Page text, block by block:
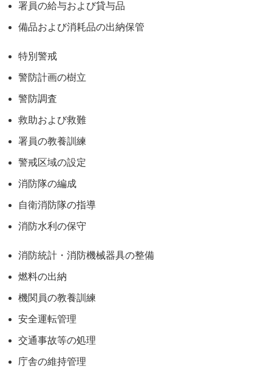
署員の給与および貸与品
備品および消耗品の出納保管
特別警戒
警防計画の樹立
警防調査
救助および救難
署員の教養訓練
警戒区域の設定
消防隊の編成
自衛消防隊の指導
消防水利の保守
消防統計・消防機械器具の整備
燃料の出納
機関員の教養訓練
安全運転管理
交通事故等の処理
庁舎の維持管理